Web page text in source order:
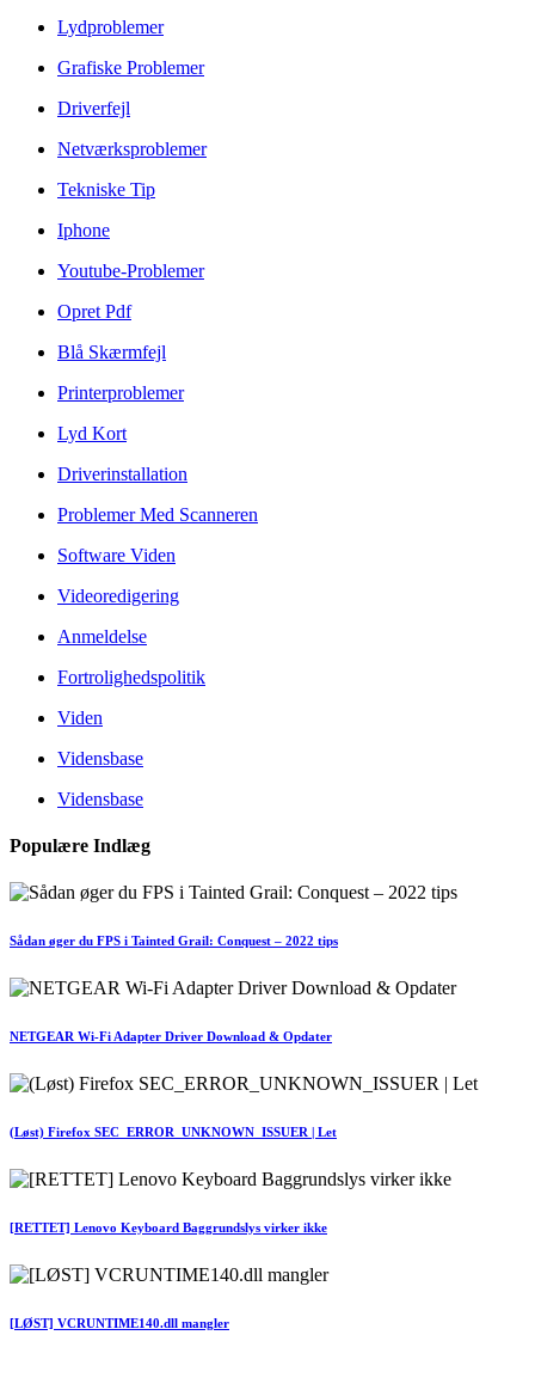
Lydproblemer
Grafiske Problemer
Driverfejl
Netværksproblemer
Tekniske Tip
Iphone
Youtube-Problemer
Opret Pdf
Blå Skærmfejl
Printerproblemer
Lyd Kort
Driverinstallation
Problemer Med Scanneren
Software Viden
Videoredigering
Anmeldelse
Fortrolighedspolitik
Viden
Vidensbase
Vidensbase
Populære Indlæg
Sådan øger du FPS i Tainted Grail: Conquest – 2022 tips
NETGEAR Wi-Fi Adapter Driver Download & Opdater
(Løst) Firefox SEC_ERROR_UNKNOWN_ISSUER | Let
[RETTET] Lenovo Keyboard Baggrundslys virker ikke
[LØST] VCRUNTIME140.dll mangler